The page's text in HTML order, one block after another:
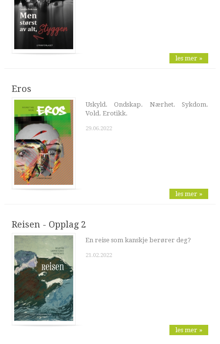
les mer »
Eros
Uskyld. Ondskap. Nærhet. Sykdom.
Vold. Erotikk.
29.06.2022
les mer »
Reisen - Opplag 2
En reise som kanskje berører deg?
21.02.2022
les mer »